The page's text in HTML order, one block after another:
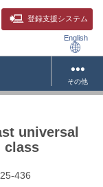
登録支援システム
English
その他
universal
class
436